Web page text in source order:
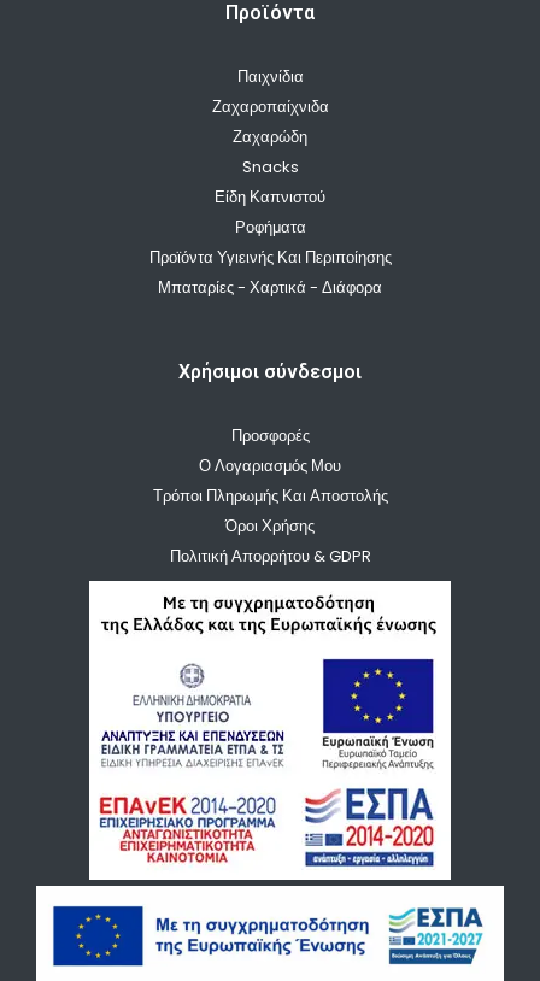
Προϊόντα
Παιχνίδια
Ζαχαροπαίχνιδα
Ζαχαρώδη
Snacks
Είδη Καπνιστού
Ροφήματα
Προϊόντα Υγιεινής Και Περιποίησης
Μπαταρίες - Χαρτικά - Διάφορα
Χρήσιμοι σύνδεσμοι
Προσφορές
Ο Λογαριασμός Μου
Τρόποι Πληρωμής Και Αποστολής
Όροι Χρήσης
Πολιτική Απορρήτου & GDPR